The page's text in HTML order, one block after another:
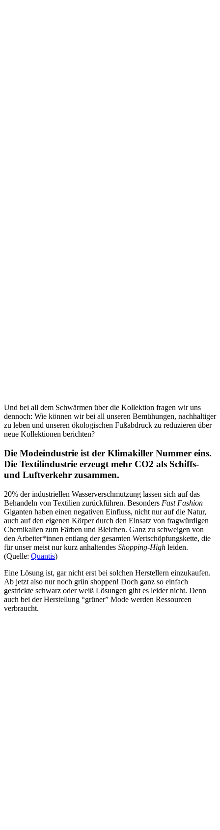
Und bei all dem Schwärmen über die Kollektion fragen wir uns
dennoch: Wie können wir bei all unseren Bemühungen, nachhaltiger
zu leben und unseren ökologischen Fußabdruck zu reduzieren über
neue Kollektionen berichten?
Die Modeindustrie ist der Klimakiller Nummer eins.
Die Textilindustrie erzeugt mehr CO2 als Schiffs-
und Luftverkehr zusammen.
20% der industriellen Wasserverschmutzung lassen sich auf das
Behandeln von Textilien zurückführen. Besonders Fast Fashion
Giganten haben einen negativen Einfluss, nicht nur auf die Natur,
auch auf den eigenen Körper durch den Einsatz von fragwürdigen
Chemikalien zum Färben und Bleichen. Ganz zu schweigen von
den Arbeiter*innen entlang der gesamten Wertschöpfungskette, die
für unser meist nur kurz anhaltendes Shopping-High leiden.
(Quelle: Quantis)
Eine Lösung ist, gar nicht erst bei solchen Herstellern einzukaufen.
Ab jetzt also nur noch grün shoppen! Doch ganz so einfach
gestrickte schwarz oder weiß Lösungen gibt es leider nicht. Denn
auch bei der Herstellung “grüner” Mode werden Ressourcen
verbraucht.